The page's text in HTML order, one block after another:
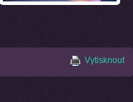
Vytisknout